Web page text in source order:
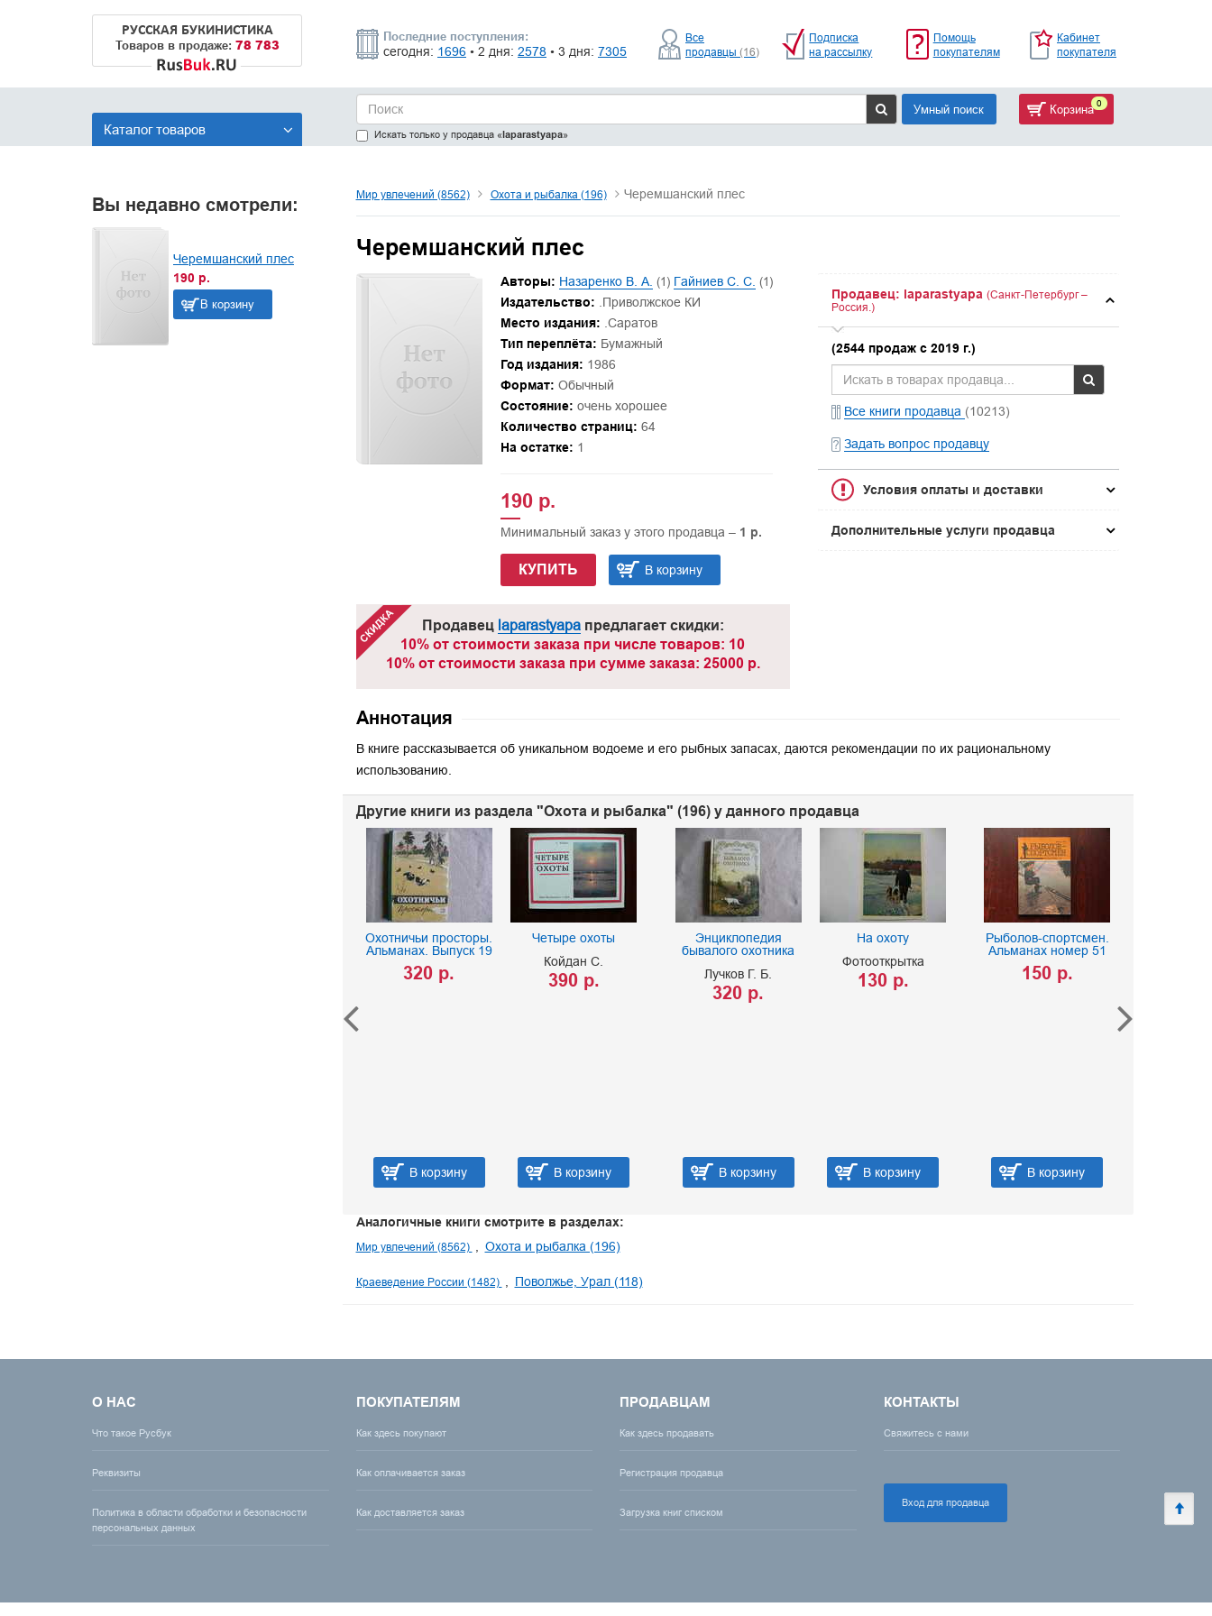
РУССКАЯ БУКИНИСТИКА
Товаров в продаже: 78 783
Последние поступления:
сегодня: 1696 • 2 дня: 2578 • 3 дня: 7305
Все
продавцы (16)
Подписка
на рассылку
Помощь
покупателям
Кабинет
покупателя
Каталог товаров Искать только у продавца «laparastyapa»
Умный поиск Корзина 0
Вы недавно смотрели:
Черемшанский плес
190 р.
В корзину
Мир увлечений (8562) Охота и рыбалка (196) Черемшанский плес
Черемшанский плес
Авторы: Назаренко В. А. (1) Гайниев С. С. (1)
Издательство:
.Приволжское КИ
Место издания: .Саратов
Тип переплёта: Бумажный
Год издания: 1986
Формат: Обычный
Состояние: очень хорошее
Количество страниц: 64
На остатке: 1
190 р.
Минимальный заказ у этого продавца – 1 р.
КУПИТЬ В корзину
Продавец laparastyapaпредлагает скидки:
10% от стоимости заказа при числе товаров: 10
10% от стоимости заказа при сумме заказа: 25000 р.
Продавец: laparastyapa (Санкт-Петербург –
Россия.)
(2544 продаж с 2019 г.)
Все книги продавца (10213)
Задать вопрос продавцу
Условия оплаты и доставки
Дополнительные услуги продавца
Аннотация
В книге рассказывается об уникальном водоеме и его рыбных запасах, даются рекомендации по их рациональному
использованию.
Другие книги из раздела "Охота и рыбалка" (196) у данного продавца
Охотничьи просторы.
Альманах. Выпуск 19
320 р.
В корзину
Четыре охоты
Койдан С.
390 р.
В корзину
Энциклопедия
бывалого охотника
Лучков Г. Б.
320 р.
В корзину
На охоту
Фотооткрытка
130 р.
В корзину
Рыболов-спортсмен.
Альманах номер 51
150 р.
В корзину
поплавки:
Аналогичные книги смотрите в разделах:
Мир увлечений (8562) Охота и рыбалка (196)
Краеведение России (1482) Поволжье, Урал (118)
О НАС
Что такое Русбук
Реквизиты
Политика в области обработки и безопасности
персональных данных
ПОКУПАТЕЛЯМ
Как здесь покупают
Как оплачивается заказ
Как доставляется заказ
ПРОДАВЦАМ
Как здесь продавать
Регистрация продавца
Загрузка книг списком
КОНТАКТЫ
Свяжитесь с нами
Вход для продавца